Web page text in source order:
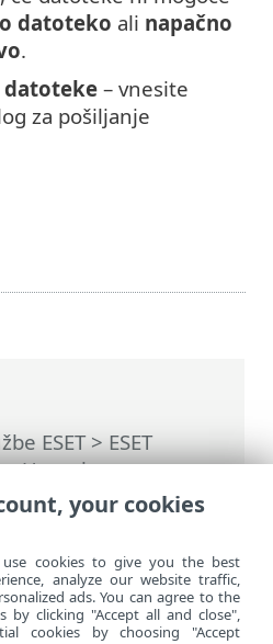
ESET>ESET
>Uporaba programa
>Orodja>
analizo
drugo
datoteko ali napačno
.
datoteke – vnesite
za pošiljanje
your cookies
cookies to give you the best
analyze our website traffic,
ads. You can agree to the
by clicking "Accept all and close",
cookies by choosing "Accept